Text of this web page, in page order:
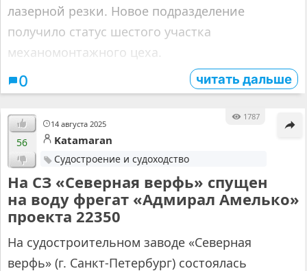
лазерной резки. Новое подразделение
получило статус шестого участка
механомонтажного цеха.
0 читать дальше
14 августа 2025
1787
56 Katamaran
Судостроение и судоходство
На СЗ «Северная верфь» спущен
на воду фрегат «Адмирал Амелько»
проекта 22350
На судостроительном заводе «Северная
верфь» (г. Санкт-Петербург) состоялась